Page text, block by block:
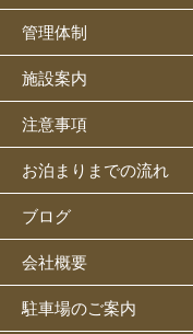
管理体制
施設案内
注意事項
お泊まりまでの流れ
ブログ
会社概要
駐車場のご案内